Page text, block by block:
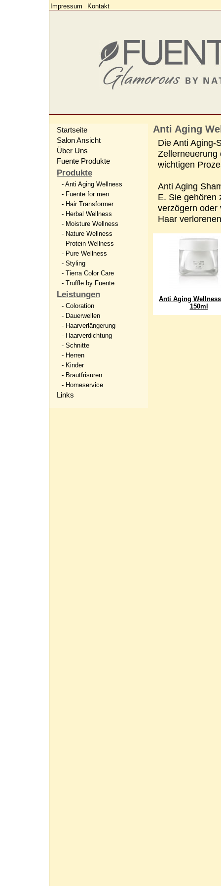
Impressum Kontakt
Startseite
Salon Ansicht
Über Uns
Fuente Produkte
Produkte
- Anti Aging Wellness
- Fuente for men
- Hair Transformer
- Herbal Wellness
- Moisture Wellness
- Nature Wellness
- Protein Wellness
- Pure Wellness
- Styling
- Tierra Color Care
- Truffle by Fuente
Leistungen
- Coloration
- Dauerwellen
- Haarverlängerung
- Haarverdichtung
- Schnitte
- Herren
- Kinder
- Brautfrisuren
- Homeservice
Links
Anti Aging
Die Anti Aging-
Zellerneuerung
wichtigen
Anti Aging
E. Sie gehören
verzögern oder
Haar
Anti Aging
150ml